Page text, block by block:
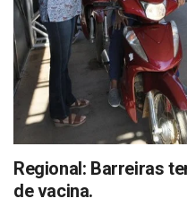
Regional: Barreiras
de vacina.